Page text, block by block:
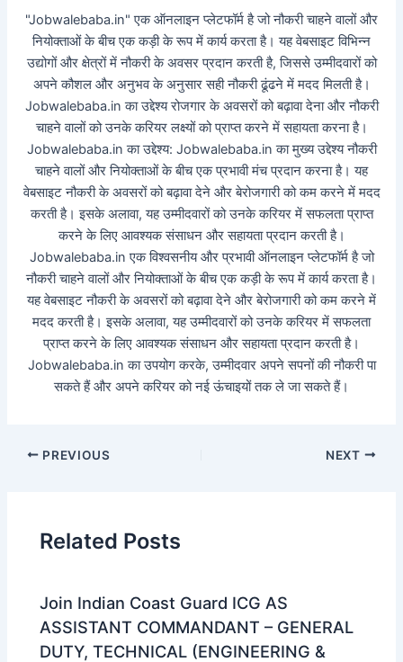
"Jobwalebaba.in" एक ऑनलाइन प्लेटफॉर्म है जो नौकरी चाहने वालों और
नियोक्ताओं के बीच एक कड़ी के रूप में कार्य करता है। यह वेबसाइट विभिन्न
उद्योगों और क्षेत्रों में नौकरी के अवसर प्रदान करती है, जिससे उम्मीदवारों को
अपने कौशल और अनुभव के अनुसार सही नौकरी ढूंढने में मदद मिलती है।
Jobwalebaba.in का उद्देश्य रोजगार के अवसरों को बढ़ावा देना और नौकरी
चाहने वालों को उनके करियर लक्ष्यों को प्राप्त करने में सहायता करना है।
Jobwalebaba.in का उद्देश्य: Jobwalebaba.in का मुख्य उद्देश्य नौकरी
चाहने वालों और नियोक्ताओं के बीच एक प्रभावी मंच प्रदान करना है। यह
वेबसाइट नौकरी के अवसरों को बढ़ावा देने और बेरोजगारी को कम करने में मदद
करती है। इसके अलावा, यह उम्मीदवारों को उनके करियर में सफलता प्राप्त
करने के लिए आवश्यक संसाधन और सहायता प्रदान करती है।
Jobwalebaba.in एक विश्वसनीय और प्रभावी ऑनलाइन प्लेटफॉर्म है जो
नौकरी चाहने वालों और नियोक्ताओं के बीच एक कड़ी के रूप में कार्य करता है।
यह वेबसाइट नौकरी के अवसरों को बढ़ावा देने और बेरोजगारी को कम करने में
मदद करती है। इसके अलावा, यह उम्मीदवारों को उनके करियर में सफलता
प्राप्त करने के लिए आवश्यक संसाधन और सहायता प्रदान करती है।
Jobwalebaba.in का उपयोग करके, उम्मीदवार अपने सपनों की नौकरी पा
सकते हैं और अपने करियर को नई ऊंचाइयों तक ले जा सकते हैं।
PREVIOUS NEXT
Related Posts
Join Indian Coast Guard ICG AS
ASSISTANT COMMANDANT – GENERAL
DUTY, TECHNICAL (ENGINEERING &